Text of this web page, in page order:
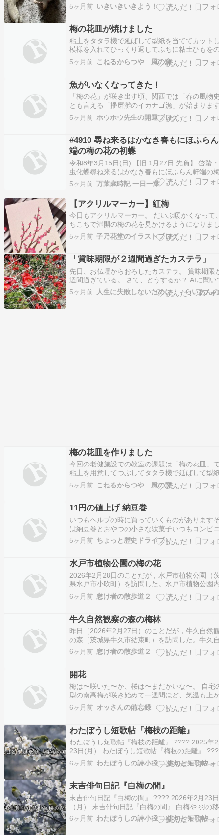
始めました。春めいてきた感じですね。桜が咲
時が、実感としての春かと思います。もうすぐ
ほんブログ村写真日記ランキング
5ヶ月前 いきいきいきよう！
梅の花皿が焼けました
粘土をタタラ機で延ばして型紙を当ててカット
模様を入れてひっくり返してふちに粘土ひもを
て再度ひっくり返して完成させた教室に参加の
んの作品がようやく焼けました花見団子なんか
5ヶ月前 こねるからつや 風の窯
魚がいなくなってきた！
「梅の花」が咲き出す頃、関西では「春の風物
とも言える「播磨灘のイカナゴ漁」が始まりま
そして、関西の人々は、そのイカナゴを甘辛く
た「イカナゴの釘煮」を、楽しみに待ってくれ
を歩いていると、あちこちの家から、イカナゴ
5ヶ月前 ホウホウ先生の開運ブログ
#4910 尋ね来るはかなき春もにほふら
端の梅の花の初蝶
令和8年3月15日(日) 【旧 1月27日 先負】 啓蟄
虫化蝶尋ね来るはかなき春もにほふらん軒端の
花の初蝶 ～藤原家隆（1158-1237）『夫木和歌
やってきた儚く短い春にも匂いを放つ軒端の梅
に誘われてやってきた初蝶よ。Photo：
photoAC（kokkonさん…
5ヶ月前 万葉歳時記 一日一葉
【アクリルマーカー】紅梅
今日もアクリルマーカー。 だいぶ暖かくなって
ちこちで満開の梅の花を見かけるようになりま
た。 散歩してるとどこからかいい香りが漂って
す。 梅は枝振りがかっこいいですよね。 梅とい
TVで紹介 [亀じるし 公式]水戸の梅 8…
5ヶ月前 子乃花堂のイラストブログ
「賞味期限が２週間過ぎたカステラ」
先日、お仏壇からおろしたカステラ。 賞味期限
週間過ぎている。 さて、どうするか？ AIに聞い
た。 もちろん「食べられる」という答えを期待
て。 さすがAIは天才だ。 断言はしない。 まず
5ヶ月前
梅の花皿を作りました
今回の老健施設での教室の課題は「梅の花皿」
粘土を用意してつぶしてタタラ機で延ばして型
当ててカットして模様を入れてひっくり返して
ひもを作ってふちにのせて完成です今回の教室
5ヶ月前 こねるからつや 風の窯
11円の値上げ 納豆巻
いつもヘルプの時に買っていくものがあります
は納豆巻とおやつの小さな駄菓子いつもコンビ
行き電子マネーで買いちゃんと金額をメモして
のですが記録を見るとずーっと246円だったの
金で買ってたら11円くらい気が付かなかった…
5ヶ月前 ちょっと歴史ドライブ
水戸市植物公園の梅の花
2026年2月28日のことだが，水戸市植物公園（
県水戸市小吹町）を訪問した。水戸市植物公園
は東梅園と西梅園という2箇所の梅園があり，様
園芸品種が整理されて植栽・展示されている。
けではないが，開花時期には梅林全部が公開…
6ヶ月前 怠け者の散歩道２
牛久自然観察の森の梅林
昨日（2026年2月27日）のことだが，牛久自然
の森（茨城県牛久市結束町）を訪問した。牛久
観察の森の第1駐車場隣地にある梅林では，梅の
満開状態となっていた。幾つかの品種が植栽さ
は不明。 牛久自然観察の森 https:…
6ヶ月前 怠け者の散歩道２
開花
梅は〜咲いた〜か、桜は〜まだかいな〜。 自宅
型の南高梅が咲き始めて一週間ほど、気温も上
て無名の梅の花が咲いて、やっと南高梅が咲い
た。 花芽は沢山ついているので、満開になるの
なのが残念...｡ そんなこんなで、やっと…
6ヶ月前 オッさんの備忘録
わたぼうし短歌帖『梅枝の距離』
わたぼうし短歌帖『梅枝の距離』 ???? 2025年
23日(月） わたぼうし短歌帖『梅枝の距離』
短歌：白梅の 花のあはひに 二羽寄りて撞くもは
ず 風ひとすぎぬ????️ 読み方：しらうめの はな
白梅の花…
6ヶ月前 わたぼうしの詩小径 ―俳句と短歌帖―
末吉俳句日記『白梅の間』
末吉俳句日記『白梅の間』 ???? 2026年2月23日
（月） 末吉俳句日記『白梅の間』 白梅や 羽の
ふ 花の間（しらうめや はねのうつろふ はなのあ
い）????️季語：白梅（しらうめ）〔春〕※早春
6ヶ月前 わたぼうしの詩小径 ―俳句と短歌帖―